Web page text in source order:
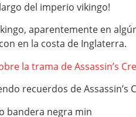
del imperio vikingo!
aparentemente en
en la costa de Inglaterra.
la trama de Assassin’s
recuerdos de Assassin’s